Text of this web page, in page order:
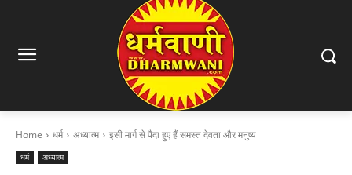
Home धर्म अध्यात्म इसी मार्ग से पैदा हुए हैं समस्त देवता और मनुष्य
धर्म अध्यात्म